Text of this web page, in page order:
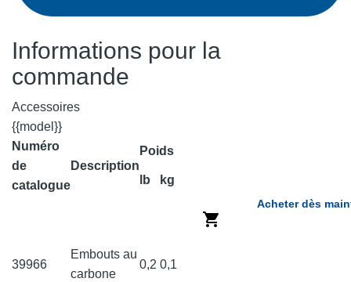
Informations pour la
commande
Accessoires
{{model}}
Numéro
de
catalogue
Description
Poids
lb kg
39966
Embouts au
carbone
0,2 0,1
Acheter dès